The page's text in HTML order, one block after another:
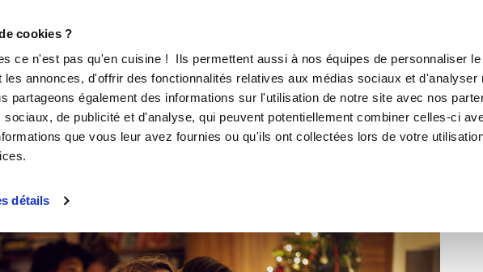
cookies ?
ce n'est pas qu'en cuisine ! Ils permettent aussi à nos équipes de personnaliser le
les annonces, d'offrir des fonctionnalités relatives aux médias sociaux et d'analyser
partageons également des informations sur l'utilisation de notre site avec nos
sociaux, de publicité et d'analyse, qui peuvent potentiellement combiner celles-ci
que vous leur avez fournies ou qu'ils ont collectées lors de votre
détails
Cadeaux de Noël : des
idées pour tous les profils